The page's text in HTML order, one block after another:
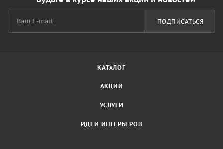
ПОДПИСАТЬСЯ
КАТАЛОГ
АКЦИИ
УСЛУГИ
ИДЕИ ИНТЕРЬЕРОВ